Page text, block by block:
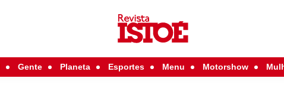
Gente Planeta Esportes Menu Motorshow